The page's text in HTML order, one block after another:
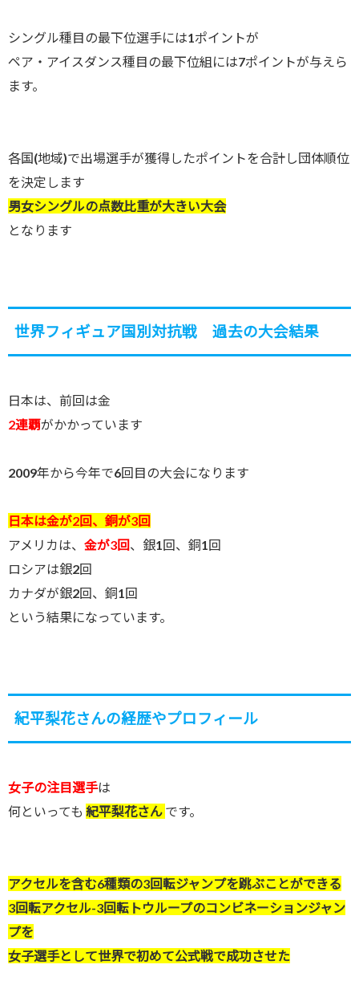
シングル種目の最下位選手には1ポイントが
ペア・アイスダンス種目の最下位組には7ポイントが与えら
ます。
各国(地域)で出場選手が獲得したポイントを合計し団体順位
を決定します
男女シングルの点数比重が大きい大会
となります
世界フィギュア国別対抗戦 過去の大会結果
日本は、前回は金
2連覇がかかっています
2009年から今年で6回目の大会になります
日本は金が2回、銅が3回
アメリカは、 金が3回、銀1回、銅1回
ロシアは銀2回
カナダが銀2回、銅1回
という結果になっています。
紀平梨花さんの経歴やプロフィール
女子の注目選手は
何といっても 紀平梨花さん です。
アクセルを含む6種類の3回転ジャンプを跳ぶことができる
3回転アクセル-3回転トウループのコンビネーションジャン
プを
女子選手として世界で初めて公式戦で成功させた